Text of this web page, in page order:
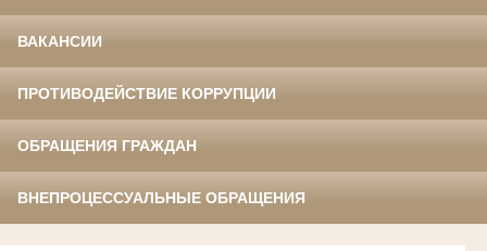
ВАКАНСИИ
ПРОТИВОДЕЙСТВИЕ КОРРУПЦИИ
ОБРАЩЕНИЯ ГРАЖДАН
ВНЕПРОЦЕССУАЛЬНЫЕ ОБРАЩЕНИЯ